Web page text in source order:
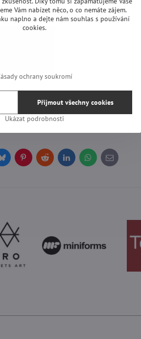
CARBONE:
BlueskyPinterestRedditLinkedInWhatsApp
E-
mail
Vám nabízet něco, o co nemáte zájem.
naplno a dejte nám souhlas s používání
cookies.
ochrany soukromí
Ukázat podrobnosti
Přijmout všechny cookies